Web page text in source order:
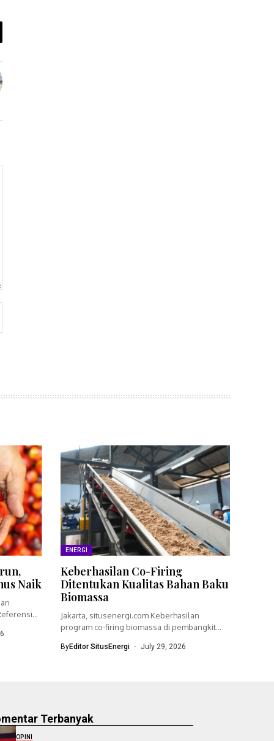
Naik
ENERGI
Keberhasilan Co-Firing
Ditentukan Kualitas Bahan Baku
Biomassa
Jakarta, situsenergi.com Keberhasilan
program co-firing biomassa di pembangkit
ByEditor SitusEnergi July 29, 2026
Terbanyak
OPINI